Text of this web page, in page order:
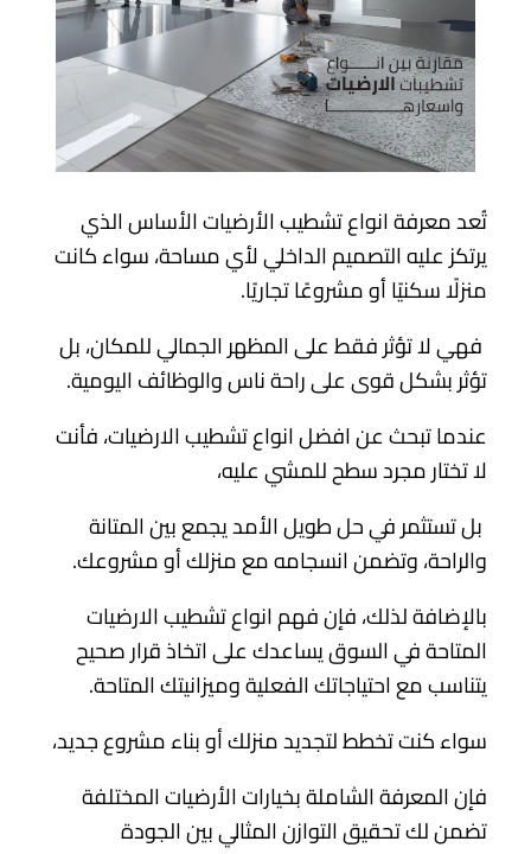
تُعد معرفة انواع تشطيب الأرضيات الأساس الذي
يرتكز عليه التصميم الداخلي لأي مساحة، سواء كانت
منزلًا سكنيًا أو مشروعًا تجاريًا.
فهي لا تؤثر فقط على المظهر الجمالي للمكان، بل
تؤثر بشكل قوى على راحة ناس والوظائف اليومية.
عندما تبحث عن افضل انواع تشطيب الارضيات، فأنت
لا تختار مجرد سطح للمشي عليه،
بل تستثمر في حل طويل الأمد يجمع بين المتانة
والراحة، وتضمن انسجامه مع منزلك أو مشروعك.
بالإضافة لذلك، فإن فهم انواع تشطيب الارضيات
المتاحة في السوق يساعدك على اتخاذ قرار صحيح
يتناسب مع احتياجاتك الفعلية وميزانيتك المتاحة.
سواء كنت تخطط لتجديد منزلك أو بناء مشروع جديد،
فإن المعرفة الشاملة بخيارات الأرضيات المختلفة
تضمن لك تحقيق التوازن المثالي بين الجودة